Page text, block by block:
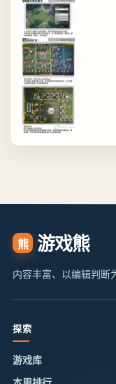
熊 游戏熊
内容丰富、以编辑判断
探索
游戏库